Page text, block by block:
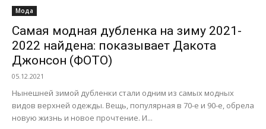
Мода
Самая модная дубленка на зиму 2021-
2022 найдена: показывает Дакота
Джонсон (ФОТО)
05.12.2021
Нынешней зимой дубленки стали одним из самых модных
видов верхней одежды. Вещь, популярная в 70-е и 90-е, обрела
новую жизнь и новое прочтение. И...